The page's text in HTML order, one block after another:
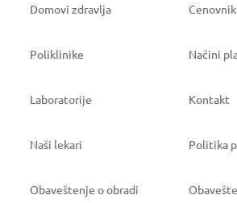
Domovi zdravlja Cenovnik
Poliklinike Načini
Laboratorije Kontakt
Naši lekari Politika
Obaveštenje o obradi